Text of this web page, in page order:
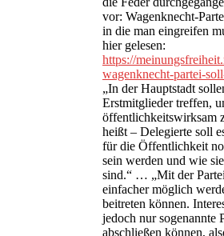
vor: Wagenknecht-
in die man eingreifen
hier gelesen:
https://
wagenknecht-partei-
„In der Hauptstadt
Erstmitglieder treffen,
öffentlichkeitswirksam
heißt – Delegierte soll
für die Öffentlichkeit
sein werden und wie
sind.“ … „Mit der
einfacher möglich
beitreten können.
jedoch nur sogenannte
abschließen können,